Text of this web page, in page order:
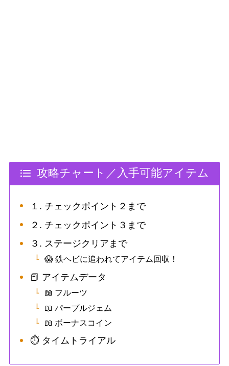
攻略チャート／入手可能アイテム
１. チェックポイント２まで
２. チェックポイント３まで
３. ステージクリアまで
😱 鉄ヘビに追われてアイテム回収！
📕 アイテムデータ
📖 フルーツ
📖 パープルジェム
📖 ボーナスコイン
⏱ タイムトライアル